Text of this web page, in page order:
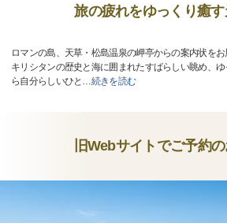
旅の疲れをゆっくり癒
ロマンの島、天草・松島温泉の岬亭からの案内状をお
キリシタンの歴史と海に囲まれたすばらしい眺め、
ら自分らしいひと …続きを読む
旧Webサイトでご予約